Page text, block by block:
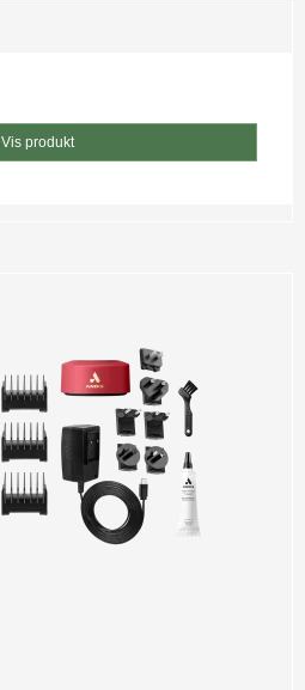
Vis produkt